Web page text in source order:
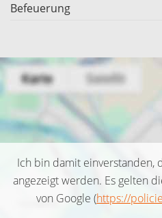
Befeuerung
Ich bin damit einverstanden,
angezeigt werden. Es gelten
von Google (https://